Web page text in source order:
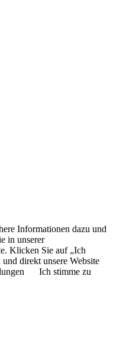
Informationen dazu und
in unserer
Klicken Sie auf „Ich
direkt unsere Website
Ich stimme zu